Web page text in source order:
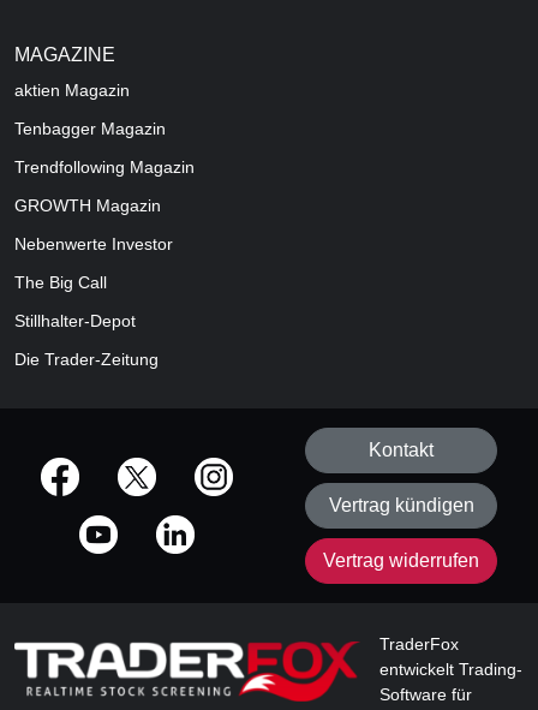
MAGAZINE
aktien Magazin
Tenbagger Magazin
Trendfollowing Magazin
GROWTH Magazin
Nebenwerte Investor
The Big Call
Stillhalter-Depot
Die Trader-Zeitung
offizielle Social Media-Accounts
Kontakt
Vertrag kündigen
Vertrag widerrufen
TraderFox
entwickelt Trading-
Software für